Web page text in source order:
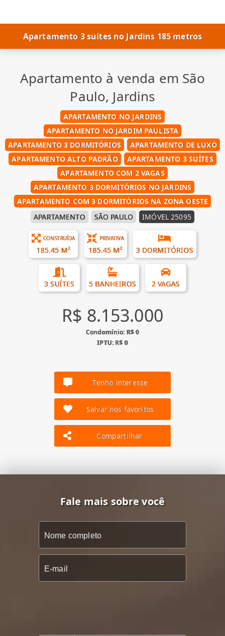
Apartamento 3 suítes no Jardins 185 metros
Apartamento à venda em São
Paulo, Jardins
APARTAMENTO NO JARDINS
APARTAMENTO NO JARDIM PAULISTA
APARTAMENTO 3 DORMITÓRIOS
APARTAMENTO DE LUXO
APARTAMENTO ALTO PADRÃO
APARTAMENTO 3 SUÍTES
APARTAMENTO COM 2 VAGAS
APARTAMENTO 3 DORMITÓRIOS NO JARDINS
APARTAMENTO COM 3 DORMITÓRIOS NA ZONA OESTE
APARTAMENTO
SÃO PAULO IMÓVEL 25095
CONSTRUÍDA
185.45 M²
PRIVATIVA
185.45 M² 3 DORMITÓRIOS
3 SUÍTES 5 BANHEIROS 2 VAGAS
R$ 8.153.000
Condomínio: R$ 0
IPTU: R$ 0
Tenho interesse
Salvar nos favoritos
Compartilhar
Fale mais sobre você